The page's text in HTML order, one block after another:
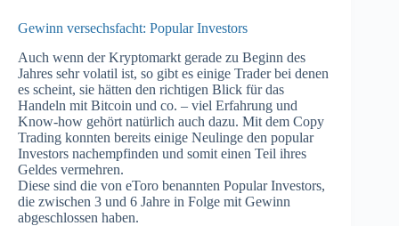
Gewinn versechsfacht: Popular Investors
Auch wenn der Kryptomarkt gerade zu Beginn des
Jahres sehr volatil ist, so gibt es einige Trader bei denen
es scheint, sie hätten den richtigen Blick für das
Handeln mit Bitcoin und co. – viel Erfahrung und
Know-how gehört natürlich auch dazu. Mit dem Copy
Trading konnten bereits einige Neulinge den popular
Investors nachempfinden und somit einen Teil ihres
Geldes vermehren.
Diese sind die von eToro benannten Popular Investors,
die zwischen 3 und 6 Jahre in Folge mit Gewinn
abgeschlossen haben.